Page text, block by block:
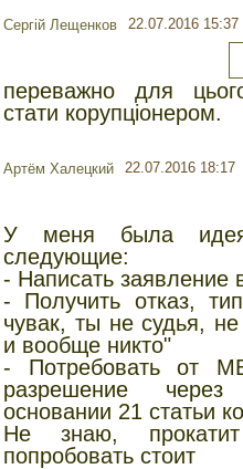
Сергій Лещенков 22.07.2016 15:37
переважно для
стати корупціонером.
Артём Халецкий 22.07.2016 18:17
У меня была идея
следующие:
- Написать
- Получить отказ,
чувак, ты не судья,
и вообще никто"
- Потребовать от
разрешение
основании 21 статьи
Не знаю,
попробовать стоит